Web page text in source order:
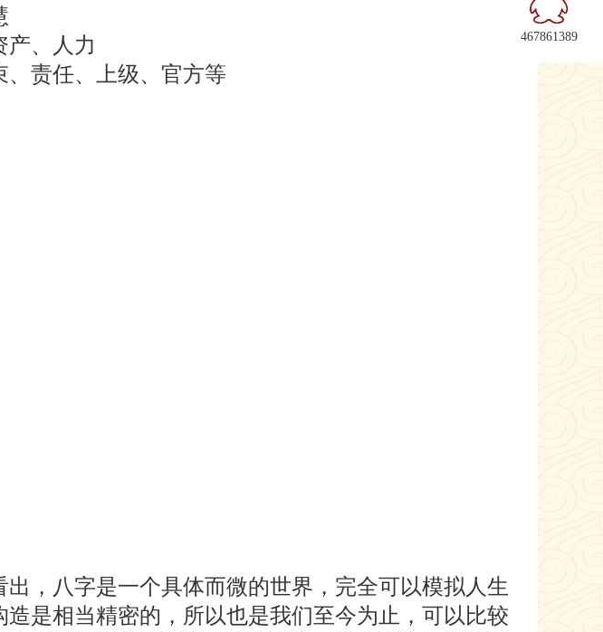
、人力
责任、上级、官方等
八字是一个具体而微的世界，完全可以模拟人生
是相当精密的，所以也是我们至今为止，可以比较
467861389